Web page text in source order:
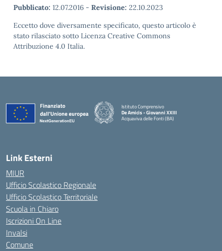
Pubblicato: 12.07.2016 - Revisione: 22.10.2023
Eccetto dove diversamente specificato, questo articolo è
stato rilasciato sotto Licenza Creative Commons
Attribuzione 4.0 Italia.
Istituto Comprensivo
De Amicis - Giovanni XXIII
Acquaviva delle Fonti (BA)
— Visita la pagina iniziale della scuola
Link Esterni
MIUR
Ufficio Scolastico Regionale
Ufficio Scolastico Territoriale
Scuola in Chiaro
Iscrizioni On Line
Invalsi
Comune